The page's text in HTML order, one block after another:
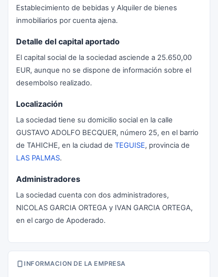
Establecimiento de bebidas y Alquiler de bienes
inmobiliarios por cuenta ajena.
Detalle del capital aportado
El capital social de la sociedad asciende a 25.650,00
EUR, aunque no se dispone de información sobre el
desembolso realizado.
Localización
La sociedad tiene su domicilio social en la calle
GUSTAVO ADOLFO BECQUER, número 25, en el barrio
de TAHICHE, en la ciudad de TEGUISE, provincia de
LAS PALMAS.
Administradores
La sociedad cuenta con dos administradores,
NICOLAS GARCIA ORTEGA y IVAN GARCIA ORTEGA,
en el cargo de Apoderado.
INFORMACION DE LA EMPRESA